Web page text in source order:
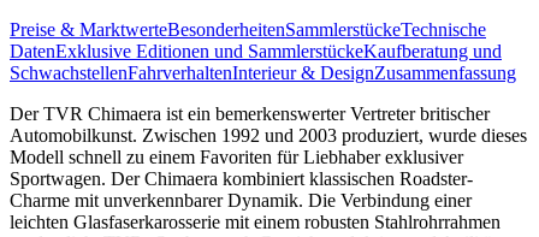
Preise & MarktwerteBesonderheitenSammlerstückeTechnische
DatenExklusive Editionen und SammlerstückeKaufberatung und
SchwachstellenFahrverhaltenInterieur & DesignZusammenfassung
Der TVR Chimaera ist ein bemerkenswerter Vertreter britischer
Automobilkunst. Zwischen 1992 und 2003 produziert, wurde dieses
Modell schnell zu einem Favoriten für Liebhaber exklusiver
Sportwagen. Der Chimaera kombiniert klassischen Roadster-
Charme mit unverkennbarer Dynamik. Die Verbindung einer
leichten Glasfaserkarosserie mit einem robusten Stahlrohrrahmen